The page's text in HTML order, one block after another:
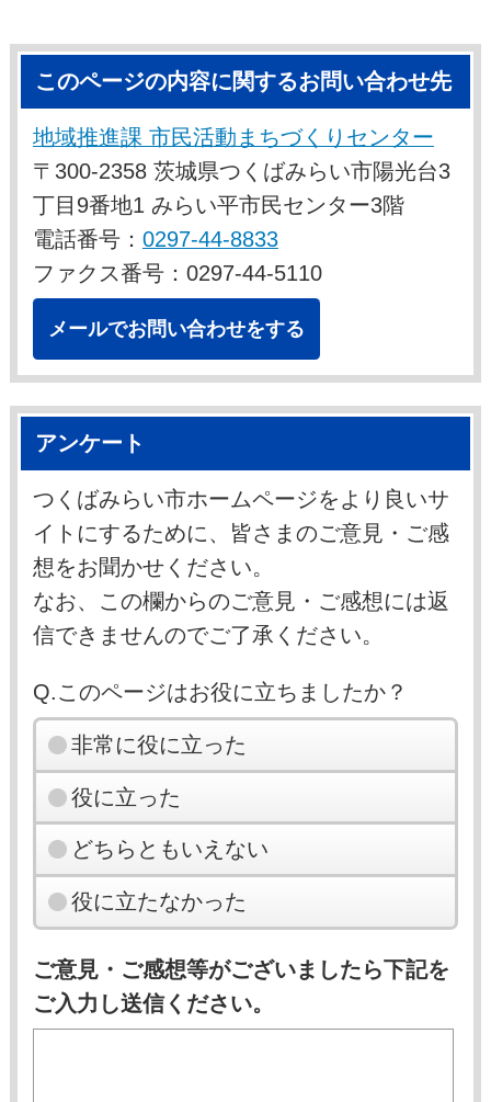
このページの内容に関するお問い合わせ先
地域推進課 市民活動まちづくりセンター
〒300-2358 茨城県つくばみらい市陽光台3
丁目9番地1 みらい平市民センター3階
電話番号： 0297-44-8833
ファクス番号：0297-44-5110
メールでお問い合わせをする
アンケート
つくばみらい市ホームページをより良いサ
イトにするために、皆さまのご意見・ご感
想をお聞かせください。
なお、この欄からのご意見・ご感想には返
信できませんのでご了承ください。
Q.このページはお役に立ちましたか？
非常に役に立った
役に立った
どちらともいえない
役に立たなかった
ご意見・ご感想等がございましたら下記を
ご入力し送信ください。